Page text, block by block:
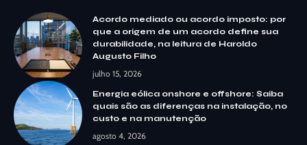
Acordo mediado ou acordo imposto: por
que a origem de um acordo define sua
durabilidade, na leitura de Haroldo
Augusto Filho
julho 15, 2026
Energia eólica onshore e offshore: Saiba
quais são as diferenças na instalação, no
custo e na manutenção
agosto 4, 2026